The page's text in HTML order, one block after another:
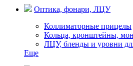
Оптика, фонари, ЛЦУ
Коллиматорные прицелы
Кольца, кронштейны,
ЛЦУ, бленды и уровни
Еще